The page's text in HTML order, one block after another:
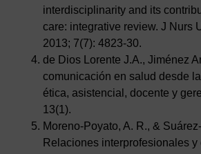
interdisciplinarity and its
care: integrative review. J Nurs
2013; 7(7): 4823-30.
de Dios Lorente J.A., Jiménez
comunicación en salud desde
ética, asistencial, docente y
13(1).
Moreno-Poyato, A. R., &
Relaciones interprofesionales
AVISO LEGAL|
CONDICIONES DE